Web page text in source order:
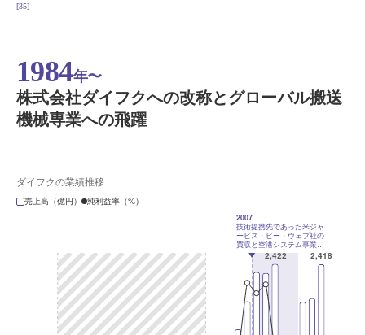
[35]
1984年〜
株式会社ダイフクへの改称とグローバル搬送
機械専業への飛躍
ダイフクの業績推移
売上高（億円）
純利益率（%）